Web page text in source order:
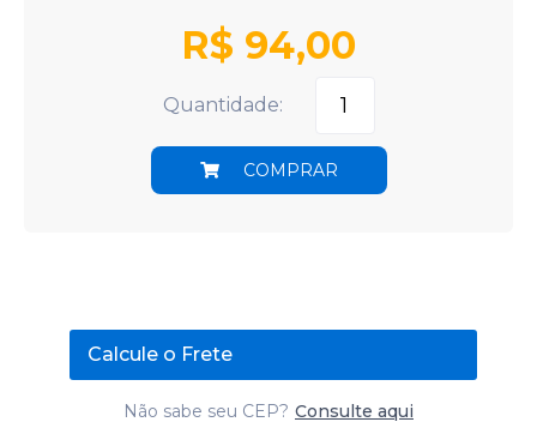
R$ 94,00
Quantidade:
COMPRAR
Calcule o Frete
Não sabe seu CEP? Consulte aqui